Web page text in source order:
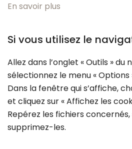
En savoir plus
Si vous utilisez le
Allez dans l’onglet « Outils » du
sélectionnez le menu « Options
Dans la fenêtre qui s’affiche,
et cliquez sur « Affichez les
Repérez les fichiers
supprimez-les.